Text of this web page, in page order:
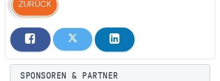
ZURÜCK
SPONSOREN & PARTNER